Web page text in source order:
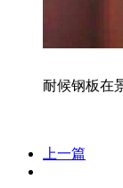
耐候钢板在
上一篇